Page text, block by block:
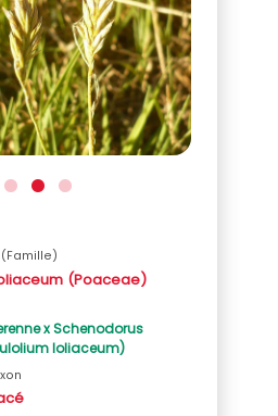
(Poaceae)
x Schenodorus
loliaceum)